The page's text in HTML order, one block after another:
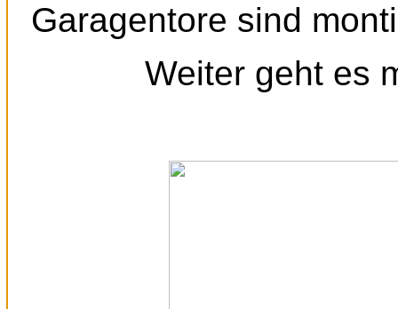
Garagentore sind
Weiter geht es